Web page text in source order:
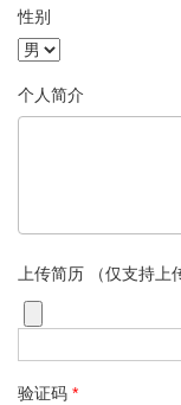
性别
个人简介
上传简历 （仅支持上
验证码 *